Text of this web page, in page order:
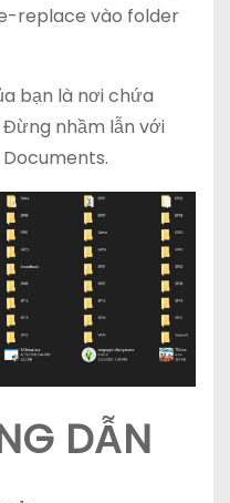
replace vào folder
bạn là nơi chứa
nhầm lẫn với
DẪN